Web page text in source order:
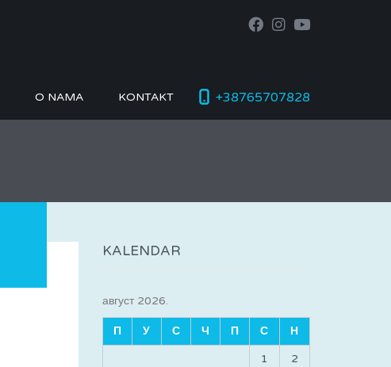
+38765707828
O NAMA KONTAKT
KALENDAR
август 2026.
П У С Ч П С Н
1 2